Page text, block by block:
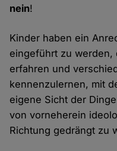
nein!
Kinder haben ein
eingeführt zu werden,
erfahren und
kennenzulernen, mit
eigene Sicht der
von vorneherein
Richtung gedrängt zu